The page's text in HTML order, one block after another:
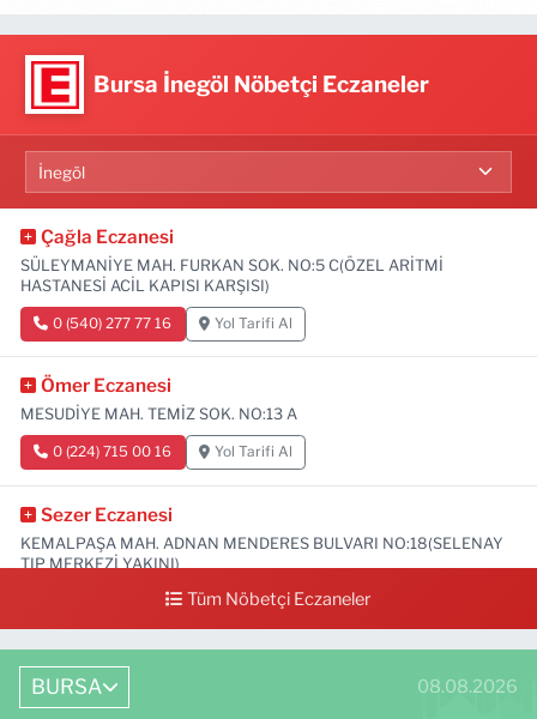
Bursa İnegöl Nöbetçi Eczaneler
Çağla Eczanesi
SÜLEYMANİYE MAH. FURKAN SOK. NO:5 C(ÖZEL ARİTMİ
HASTANESİ ACİL KAPISI KARŞISI)
0 (540) 277 77 16 Yol Tarifi Al
Ömer Eczanesi
MESUDİYE MAH. TEMİZ SOK. NO:13 A
0 (224) 715 00 16 Yol Tarifi Al
Sezer Eczanesi
KEMALPAŞA MAH. ADNAN MENDERES BULVARI NO:18(SELENAY
TIP MERKEZİ YAKINI)
0 (224) 711 64 49 Yol Tarifi Al
Tüm Nöbetçi Eczaneler
BURSA 08.08.2026